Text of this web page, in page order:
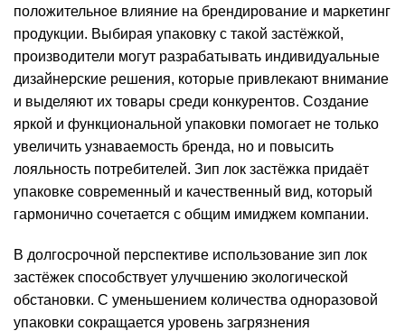
положительное влияние на брендирование и маркетинг
продукции. Выбирая упаковку с такой застёжкой,
производители могут разрабатывать индивидуальные
дизайнерские решения, которые привлекают внимание
и выделяют их товары среди конкурентов. Создание
яркой и функциональной упаковки помогает не только
увеличить узнаваемость бренда, но и повысить
лояльность потребителей. Зип лок застёжка придаёт
упаковке современный и качественный вид, который
гармонично сочетается с общим имиджем компании.
В долгосрочной перспективе использование зип лок
застёжек способствует улучшению экологической
обстановки. С уменьшением количества одноразовой
упаковки сокращается уровень загрязнения